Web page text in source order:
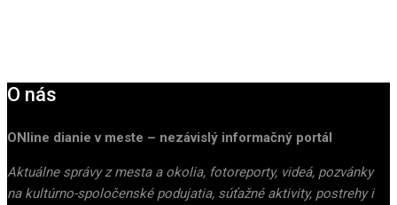
O nás
ONline dianie v meste – nezávislý informačný portál
Aktuálne správy z mesta a okolia, fotoreporty, videá, pozvánky
na kultúrno-spoločenské podujatia, súťažné aktivity, postrehy i